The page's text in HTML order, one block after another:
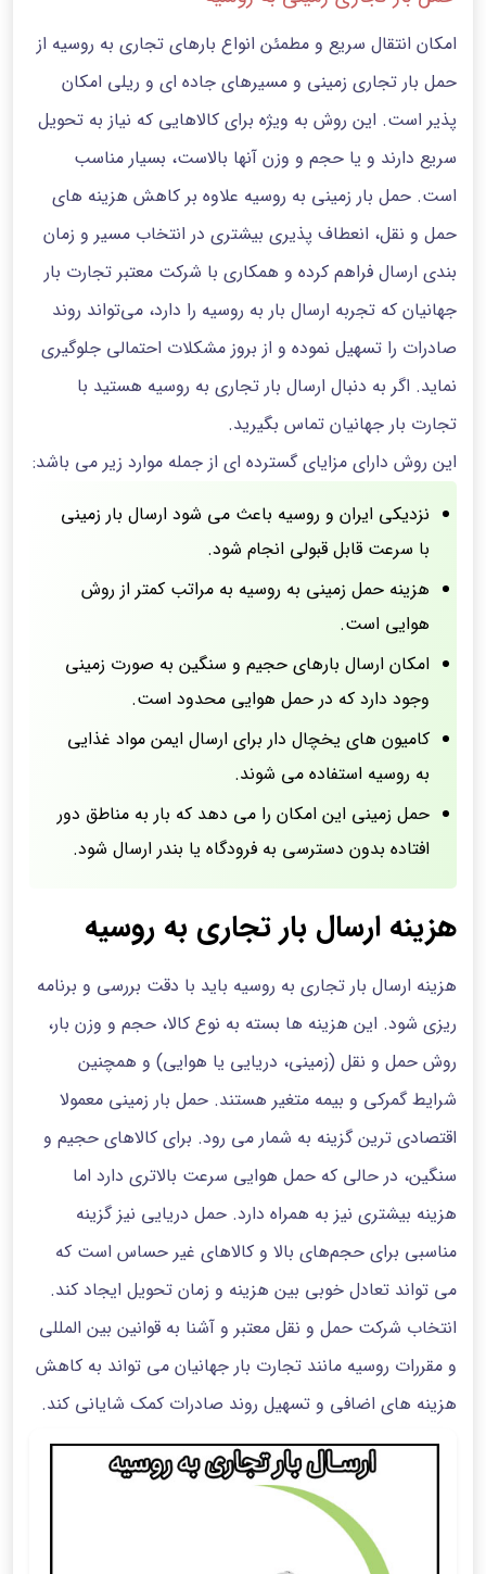
امکان انتقال سریع و مطمئن انواع بارهای تجاری به روسیه از
حمل بار تجاری زمینی و مسیرهای جاده ای و ریلی امکان
پذیر است. این روش به ویژه برای کالاهایی که نیاز به تحویل
سریع دارند و یا حجم و وزن آنها بالاست، بسیار مناسب
است. حمل بار زمینی به روسیه علاوه بر کاهش هزینه های
حمل‌ و نقل، انعطاف پذیری بیشتری در انتخاب مسیر و زمان
بندی ارسال فراهم کرده و همکاری با شرکت‌ معتبر تجارت بار
جهانیان که تجربه ارسال بار به روسیه را دارد، می‌تواند روند
صادرات را تسهیل نموده و از بروز مشکلات احتمالی جلوگیری
نماید. اگر به دنبال ارسال بار تجاری به روسیه هستید با
تجارت بار جهانیان تماس بگیرید.
این روش دارای مزایای گسترده ای از جمله موارد زیر می باشد:
نزدیکی ایران و روسیه باعث می شود ارسال بار زمینی
با سرعت قابل قبولی انجام شود.
هزینه حمل زمینی به روسیه به مراتب کمتر از روش
هوایی است.
امکان ارسال بارهای حجیم و سنگین به صورت زمینی
وجود دارد که در حمل هوایی محدود است.
کامیون های یخچال دار برای ارسال ایمن مواد غذایی
به روسیه استفاده می شوند.
حمل زمینی این امکان را می دهد که بار به مناطق دور
افتاده بدون دسترسی به فرودگاه یا بندر ارسال شود.
هزینه ارسال بار تجاری به روسیه
هزینه ارسال بار تجاری به روسیه باید با دقت بررسی و برنامه
ریزی شود. این هزینه ها بسته به نوع کالا، حجم و وزن بار،
روش حمل‌ و نقل (زمینی، دریایی یا هوایی) و همچنین
شرایط گمرکی و بیمه متغیر هستند. حمل بار زمینی معمولا
اقتصادی ترین گزینه به شمار می رود. برای کالاهای حجیم و
سنگین، در حالی که حمل هوایی سرعت بالاتری دارد اما
هزینه بیشتری نیز به همراه دارد. حمل دریایی نیز گزینه
مناسبی برای حجم‌های بالا و کالاهای غیر حساس است که
می تواند تعادل خوبی بین هزینه و زمان تحویل ایجاد کند.
انتخاب شرکت حمل‌ و نقل معتبر و آشنا به قوانین بین‌ المللی
و مقررات روسیه مانند تجارت بار جهانیان می تواند به کاهش
هزینه های اضافی و تسهیل روند صادرات کمک شایانی کند.